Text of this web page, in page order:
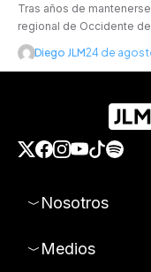
Tras años de
regional de Occidente
Diego JLM24 de
Nosotros
Medios